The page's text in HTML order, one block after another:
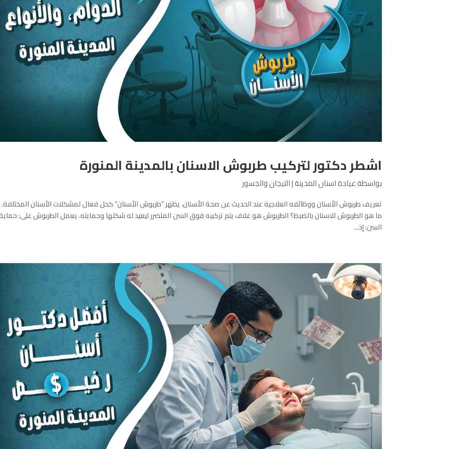
اشطر دكتور لتركيب طربوش الاسنان بالمدينة المنورة
بواسطةعيادة اسنان المدينة|التيجان والجسور
تعريف طربوش الأسنان ووظائفه العلاجية عند الحديث عن صحة الأسنان، يظهر “طربوش الأسنان” كحل فعال لمشكلات الأسنان
ما هو الطربوش للاسنان بالضبط؟ الطربوش هو غلاف يتم تركيبه فوق السن المتضرر ليعيد له شكلها وحمايته. يعمل الطربوش على:
السن: إذ...